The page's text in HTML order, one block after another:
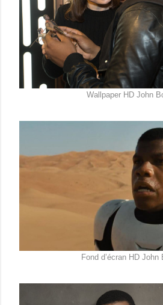
Wallpaper HD John
Fond d’écran HD John